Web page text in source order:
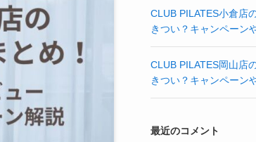
CLUB PILATES小倉店
きつい？キャンペーン
CLUB PILATES岡山店
きつい？キャンペーン
最近のコメント